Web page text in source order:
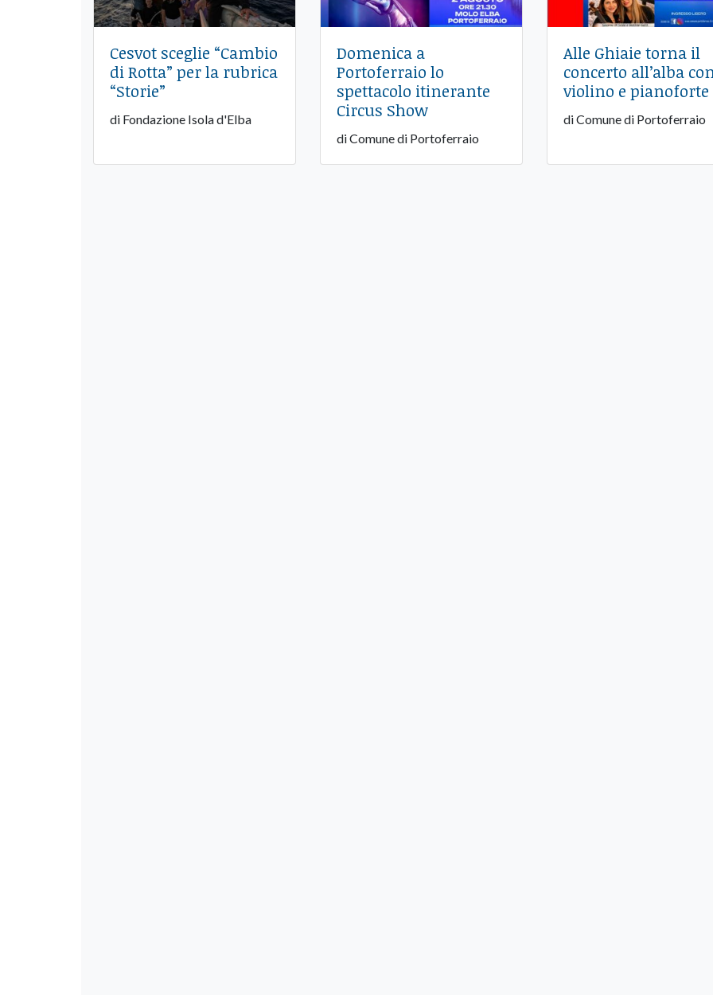
Cesvot sceglie “Cambio
di Rotta” per la rubrica
“Storie”
di Fondazione Isola d'Elba
Domenica a
Portoferraio lo
spettacolo itinerante
Circus Show
di Comune di Portoferraio
Alle Ghiaie torna il
concerto all’alba
violino e pianoforte
di Comune di Portoferraio